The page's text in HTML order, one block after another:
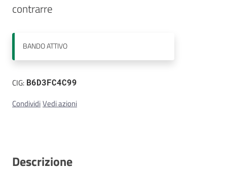
Contatti
contrarre
BANDOATTIVO
CIG: B6D3FC4C99
CondividiVedi azioni
Descrizione